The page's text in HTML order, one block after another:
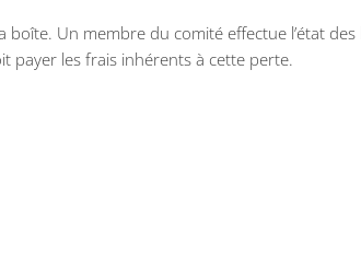
Un membre du comité effectue l’état
payer les frais inhérents à cette perte.